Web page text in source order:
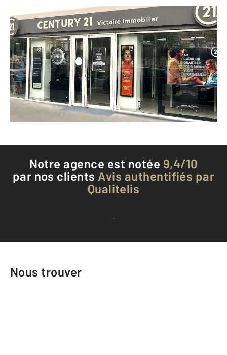
CENTURY 21 Victoire Immobilier
66 bis avenue Jean Jaurès
BROU SUR CHANTEREINE - 77177
Envoyer un message
Téléphoner à l'agence
Notre agence est notée 9,4/10
par nos clients Avis authentifiés par
Qualitelis
Voir tous les avis clients
Nous trouver